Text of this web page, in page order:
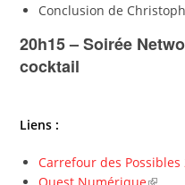
Conclusion de
20h15 – Soirée
cocktail
Liens :
Carrefour des Possibles